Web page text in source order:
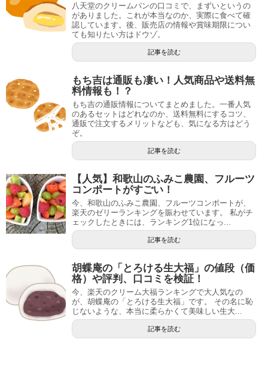
八天堂のクリームパンの口コミで、まずいというの
がありました。これが本当なのか、実際に食べて確
認しています。後、販売店の情報や賞味期限につい
ても知りたい方はドウゾ。
記事を読む
もち吉は通販も凄い！人気商品や送料無
料情報も！？
もち吉の通販情報についてまとめました。一番人気
のあるセットはどれなのか、送料無料にするコツ、
通販で注文するメリットなども、気になる方はどう
ぞ。
記事を読む
【人気】和歌山のふみこ農園、フルーツ
コンポートがすごい！
今、和歌山のふみこ農園、フルーツコンポートが、
楽天のゼリーランキングを賑わせています。 私がチ
ェックしたときには、ランキング1位になっ...
記事を読む
胡蝶庵の「とろける生大福」の値段（価
格）や評判、口コミを検証！
今、楽天のクリーム大福ランキングで大人気なの
が、胡蝶庵の「とろける生大福」です。 その名に恥
じないような、本当に柔らかくて美味しい生大...
記事を読む